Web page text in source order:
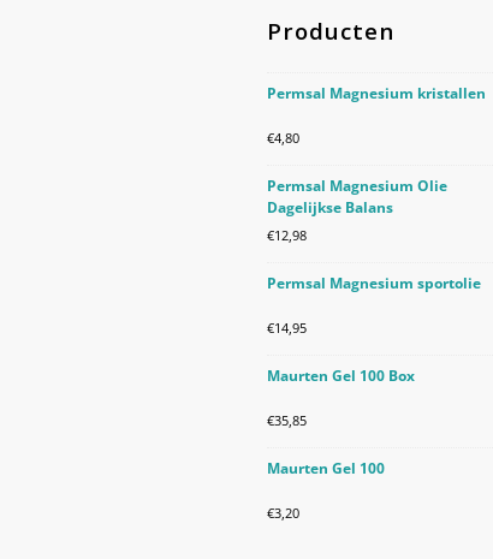
Producten
Permsal Magnesium kristallen
€4,80
Permsal Magnesium Olie
Dagelijkse Balans
€12,98
Permsal Magnesium sportolie
€14,95
Maurten Gel 100 Box
€35,85
Maurten Gel 100
€3,20